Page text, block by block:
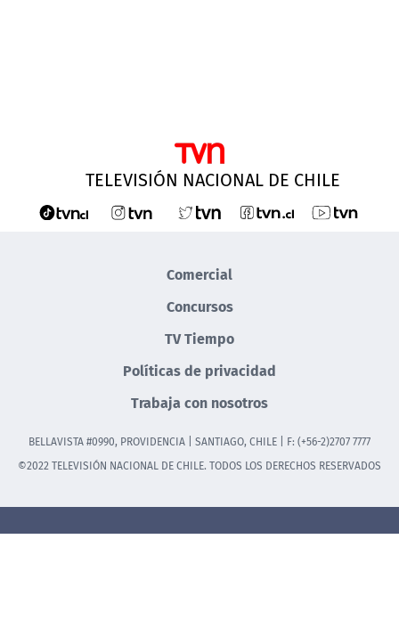
TELEVISIÓN NACIONAL DE CHILE
Comercial
Concursos
TV Tiempo
Políticas de privacidad
Trabaja con nosotros
BELLAVISTA #0990, PROVIDENCIA | SANTIAGO, CHILE | F: (+56-2)2707 7777
©2022 TELEVISIÓN NACIONAL DE CHILE. TODOS LOS DERECHOS RESERVADOS